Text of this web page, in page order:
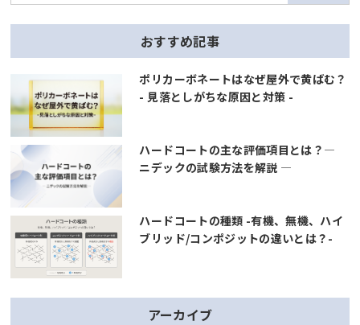
おすすめ記事
ポリカーボネートはなぜ屋外で黄ばむ？
- 見落としがちな原因と対策 -
ハードコートの主な評価項目とは？―
ニデックの試験方法を解説 ―
ハードコートの種類 -有機、無機、ハイ
ブリッド/コンポジットの違いとは？-
アーカイブ